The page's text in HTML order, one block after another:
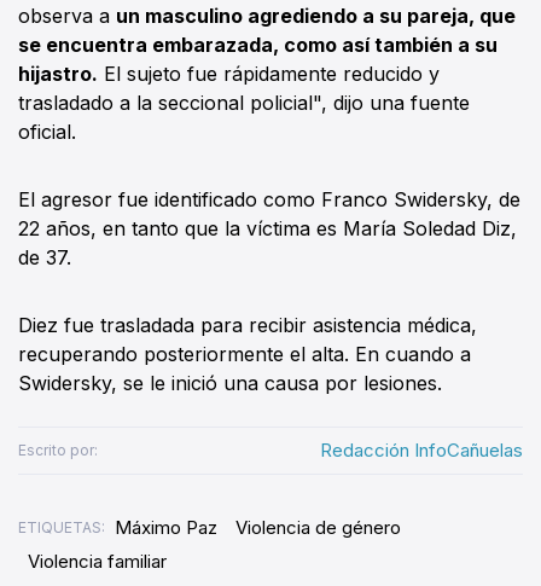
observa a un masculino agrediendo a su pareja, que
se encuentra embarazada, como así también a su
hijastro. El sujeto fue rápidamente reducido y
trasladado a la seccional policial", dijo una fuente
oficial.
El agresor fue identificado como Franco Swidersky, de
22 años, en tanto que la víctima es María Soledad Diz,
de 37.
Diez fue trasladada para recibir asistencia médica,
recuperando posteriormente el alta. En cuando a
Swidersky, se le inició una causa por lesiones.
Escrito por: Redacción InfoCañuelas
ETIQUETAS: Máximo Paz
Violencia de género
Violencia familiar